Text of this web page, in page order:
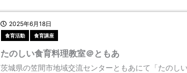
2025年6月18日
食育活動 食育講座
たのしい食育料理教室＠ともあ
茨城県の笠間市地域交流センターともあにて「たのし